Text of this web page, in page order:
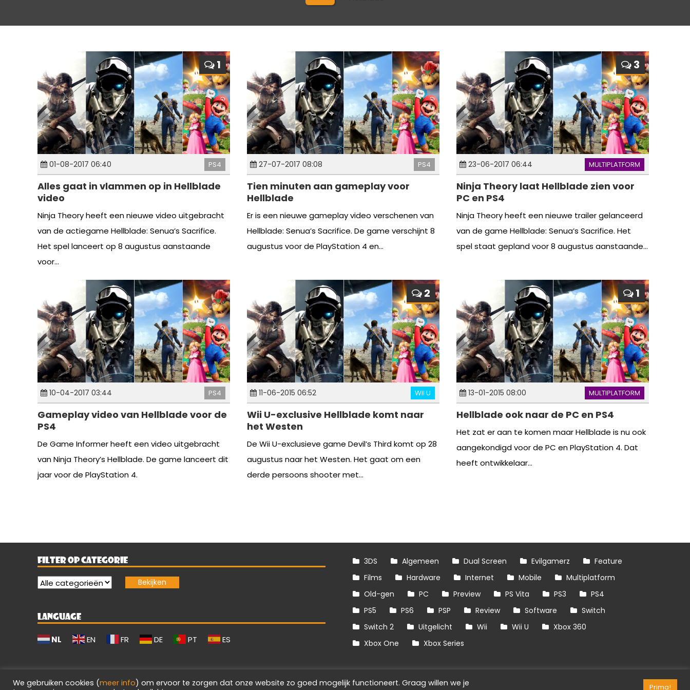
1
01-08-2017 06:40 PS4
Alles gaat in vlammen op in Hellblade
video
Ninja Theory heeft een nieuwe video uitgebracht
van de actiegame Hellblade: Senua’s Sacrifice.
Het spel lanceert op 8 augustus aanstaande
voor...
27-07-2017 08:08 PS4
Tien minuten aan gameplay voor
Hellblade
Er is een nieuwe gameplay video verschenen van
Hellblade: Senua’s Sacrifice. De game verschijnt 8
augustus voor de PlayStation 4 en...
3
23-06-2017 06:44 MULTIPLATFORM
Ninja Theory laat Hellblade zien voor
PC en PS4
Ninja Theory heeft een nieuwe trailer gelanceerd
van de game Hellblade: Senua’s Sacrifice. Het
spel staat gepland voor 8 augustus aanstaande...
10-04-2017 03:44 PS4
Gameplay video van Hellblade voor de
PS4
De Game Informer heeft een video uitgebracht
van Ninja Theory’s Hellblade. De game lanceert dit
jaar voor de PlayStation 4.
2
11-06-2015 06:52 WII U
Wii U-exclusive Hellblade komt naar
het Westen
De Wii U-exclusieve game Devil’s Third komt op 28
augustus naar het Westen. Het gaat om een
derde persoons shooter met...
1
13-01-2015 08:00 MULTIPLATFORM
Hellblade ook naar de PC en PS4
Het zat er aan te komen maar Hellblade is nu ook
aangekondigd voor de PC en PlayStation 4. Dat
heeft ontwikkelaar...
FILTER OP CATEGORIE
LANGUAGE
NL EN FR DE PT ES
3DS Algemeen Dual Screen Evilgamerz
Feature
Films
Hardware Internet Mobile
Multiplatform
Old-gen
PC Preview PS Vita PS3
PS4
PS5
PS6 PSP Review Software
Switch
Switch 2
Uitgelicht Wii Wii U
Xbox 360
Xbox One
Xbox Series
We gebruiken cookies (meer info) om ervoor te zorgen dat onze website zo goed mogelijk functioneert. Graag willen we je
Prima!